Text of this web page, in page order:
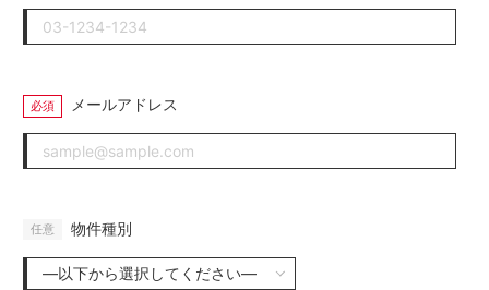
メールアドレス
物件種別